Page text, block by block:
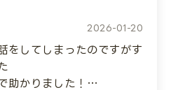
recommend
it is to have a
neighborhood.
2026-01-20
をしてしまったのですがす
助かりました！